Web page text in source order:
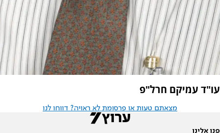
עו"ד עמיקם חרל"פ
מצאתם טעות או פרסומת לא ראויה? דווחו לנו
פנו אלינו